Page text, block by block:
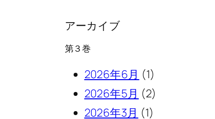
アーカイブ
第３巻
2026年6月 (1)
2026年5月 (2)
2026年3月 (1)